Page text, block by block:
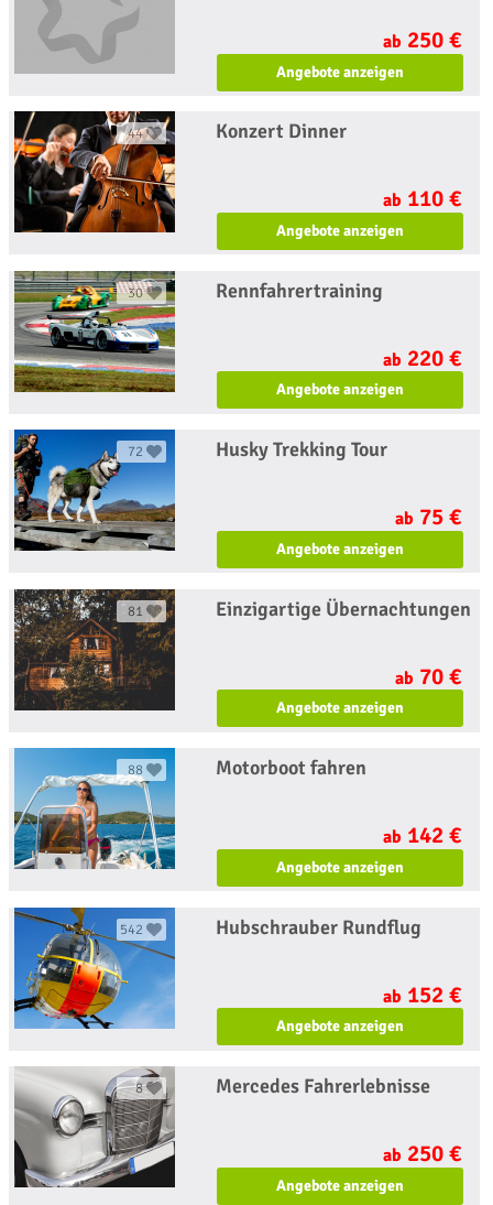
ab 250 €
Angebote anzeigen
44 Konzert Dinner
ab 110 €
Angebote anzeigen
30 Rennfahrertraining
ab 220 €
Angebote anzeigen
72 Husky Trekking Tour
ab 75 €
Angebote anzeigen
81 Einzigartige Übernachtungen
ab 70 €
Angebote anzeigen
88 Motorboot fahren
ab 142 €
Angebote anzeigen
542 Hubschrauber Rundflug
ab 152 €
Angebote anzeigen
8 Mercedes Fahrerlebnisse
ab 250 €
Angebote anzeigen